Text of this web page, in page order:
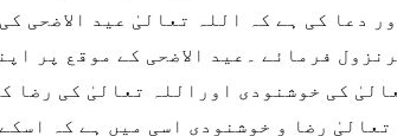
دعا کی ہے کہ اللہ تعالیٰ عید الاضحی
فرمائے ۔عید الاضحی کے موقع پر
کی خوشنودی اوراللہ تعالیٰ کی رضا
رضا و خوشنودی اسی میں ہے کہ